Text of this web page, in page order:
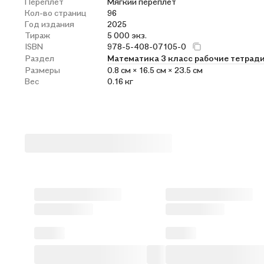
Кол-во страниц
96
Год издания
2025
Тираж
5 000 экз.
ISBN
978-5-408-07105-0
Раздел
Математика 3 класс рабочие
Размеры
0.8 см × 16.5 см × 23.5 см
Вес
0.16 кг